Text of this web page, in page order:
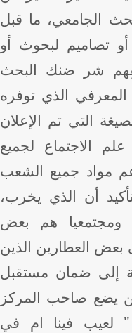
الجامعي، ما قبل
لبحوث أو
شر ضنك البحث
الذي توفره
التي تم الإعلان
الاجتماع لجميع
مواد جميع الشعب
أن الذي يخرب،
هم بعض
العطارين الذين
إلى ضمان مستقبل
يضع صاحب المركز
لعيب فينا ام في